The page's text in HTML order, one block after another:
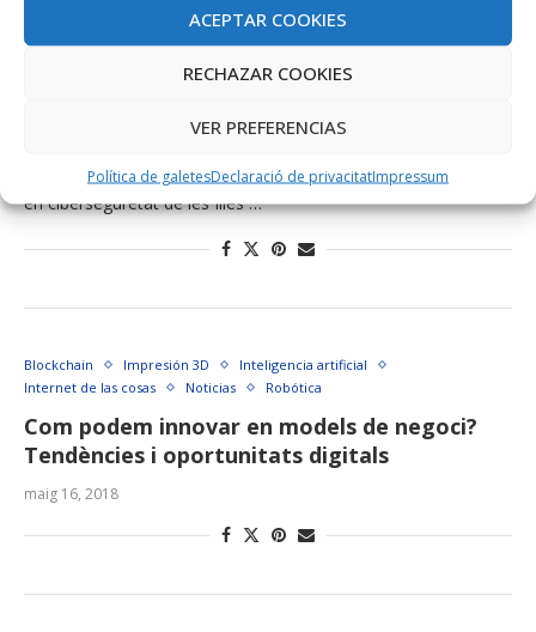
ACEPTAR COOKIES
RECHAZAR COOKIES
VER PREFERENCIAS
Política de galetesDeclaració de privacitatImpressum
ciberseguretat Entrevistes
mallorquina Intec Tramuntana, l’única empresa especialitzada
en ciberseguretat de les Illes …
Blockchain Impresión 3D
Inteligencia artificial
Internet de las cosas
Noticias Robótica
Com podem innovar en models de negoci?
Tendències i oportunitats digitals
maig 16, 2018